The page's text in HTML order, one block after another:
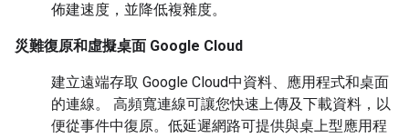
佈建速度，並降低複雜度。
災難復原和虛擬桌面 Google Cloud
建立遠端存取 Google Cloud中資料、應用程式和桌面
的連線。 高頻寬連線可讓您快速上傳及下載資料，以
便從事件中復原。低延遲網路可提供與桌上型應用程